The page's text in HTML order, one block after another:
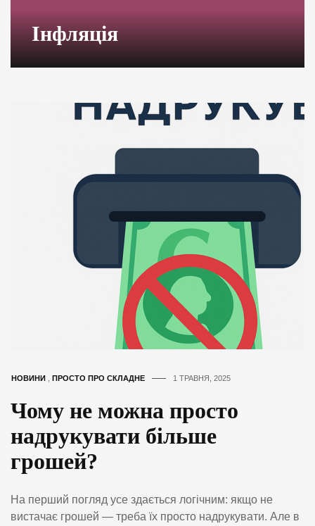
Інфляція
НОВИНИ ПРОСТО ПРО СКЛАДНЕ 1 ТРАВНЯ, 2025
Чому не можна просто
надрукувати більше
грошей?
На перший погляд усе здається логічним: якщо не
вистачає грошей — треба їх просто надрукувати. Але в